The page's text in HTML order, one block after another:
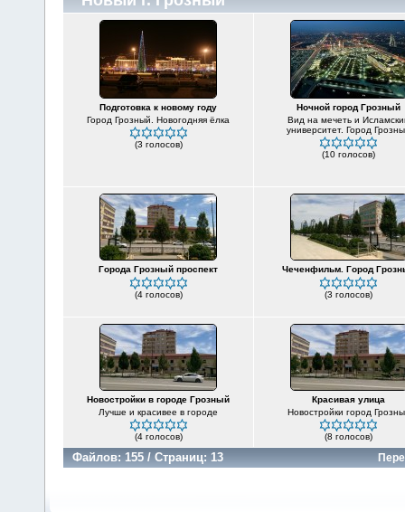
Подготовка к новому году
Город Грозный. Новогодняя ёлка
(3 голосов)
Ночной город Грозный
Вид на мечеть и
университет. Город
(10 голосов)
Города Грозный проспект
(4 голосов)
Чеченфильм. Город
(3 голосов)
Новостройки в городе Грозный
Лучше и красивее в городе
(4 голосов)
Красивая улица
Новостройки город
(8 голосов)
Файлов: 155 / Страниц: 13